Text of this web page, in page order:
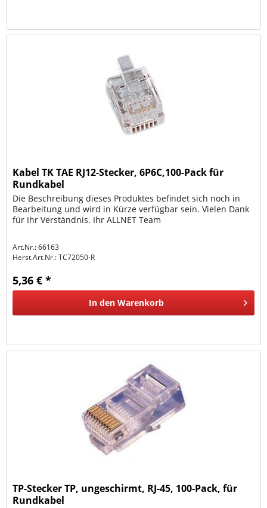
Kabel TK TAE RJ12-Stecker, 6P6C,100-Pack für
Rundkabel
Die Beschreibung dieses Produktes befindet sich noch in
Bearbeitung und wird in Kürze verfügbar sein. Vielen Dank
für Ihr Verständnis. Ihr ALLNET Team
Art.Nr.: 66163
Herst.Art.Nr.:TC72050-R
5,36 € *
In den Warenkorb
TP-Stecker TP, ungeschirmt, RJ-45, 100-Pack, für
Rundkabel